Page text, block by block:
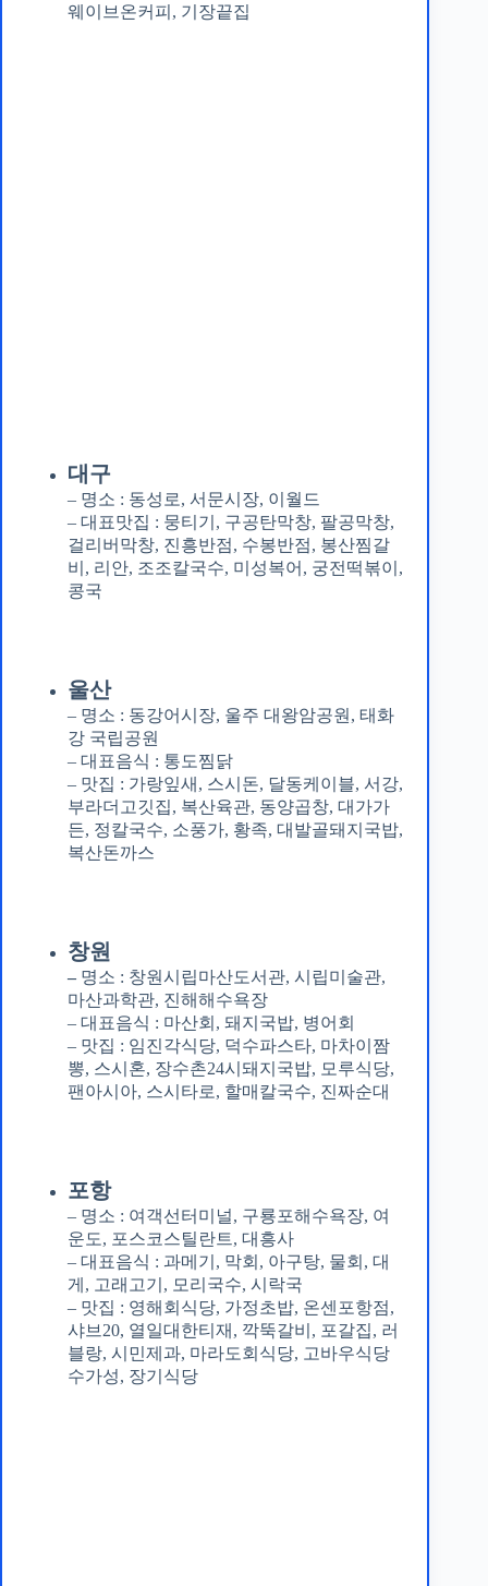
웨이브온커피, 기장끝집
대구
– 명소 : 동성로, 서문시장, 이월드
– 대표맛집 : 뭉티기, 구공탄막창, 팔공막창,
걸리버막창, 진흥반점, 수봉반점, 봉산찜갈
비, 리안, 조조칼국수, 미성복어, 궁전떡볶이,
콩국
울산
– 명소 : 동강어시장, 울주 대왕암공원, 태화
강 국립공원
– 대표음식 : 통도찜닭
– 맛집 : 가랑잎새, 스시돈, 달동케이블, 서강,
부라더고깃집, 복산육관, 동양곱창, 대가가
든, 정칼국수, 소풍가, 황족, 대발골돼지국밥,
복산돈까스
창원
– 명소 : 창원시립마산도서관, 시립미술관,
마산과학관, 진해해수욕장
– 대표음식 : 마산회, 돼지국밥, 병어회
– 맛집 : 임진각식당, 덕수파스타, 마차이짬
뽕, 스시혼, 장수촌24시돼지국밥, 모루식당,
팬아시아, 스시타로, 할매칼국수, 진짜순대
포항
– 명소 : 여객선터미널, 구룡포해수욕장, 여
운도, 포스코스틸란트, 대흥사
– 대표음식 : 과메기, 막회, 아구탕, 물회, 대
게, 고래고기, 모리국수, 시락국
– 맛집 : 영해회식당, 가정초밥, 온센포항점,
샤브20, 열일대한티재, 깍뚝갈비, 포갈집, 러
블랑, 시민제과, 마라도회식당, 고바우식당
수가성, 장기식당